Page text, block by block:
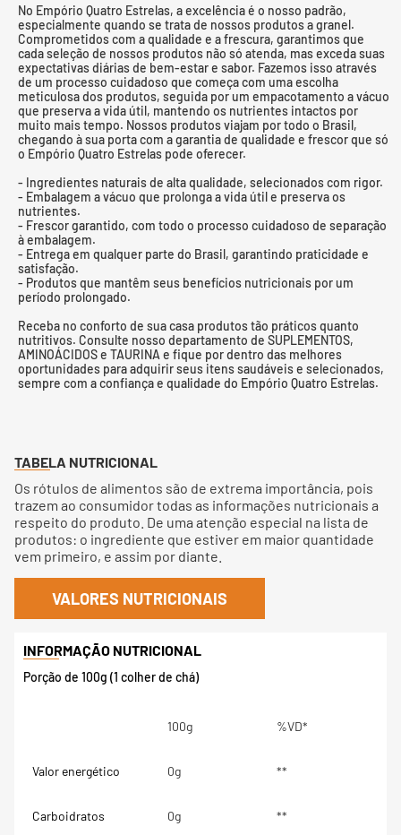
No Empório Quatro Estrelas, a excelência é o nosso padrão,
especialmente quando se trata de nossos produtos a granel.
Comprometidos com a qualidade e a frescura, garantimos que
cada seleção de nossos produtos não só atenda, mas exceda suas
expectativas diárias de bem-estar e sabor. Fazemos isso através
de um processo cuidadoso que começa com uma escolha
meticulosa dos produtos, seguida por um empacotamento a vácuo
que preserva a vida útil, mantendo os nutrientes intactos por
muito mais tempo. Nossos produtos viajam por todo o Brasil,
chegando à sua porta com a garantia de qualidade e frescor que só
o Empório Quatro Estrelas pode oferecer.
- Ingredientes naturais de alta qualidade, selecionados com rigor.
- Embalagem a vácuo que prolonga a vida útil e preserva os
nutrientes.
- Frescor garantido, com todo o processo cuidadoso de separação
à embalagem.
- Entrega em qualquer parte do Brasil, garantindo praticidade e
satisfação.
- Produtos que mantêm seus benefícios nutricionais por um
período prolongado.
Receba no conforto de sua casa produtos tão práticos quanto
nutritivos. Consulte nosso departamento de SUPLEMENTOS,
AMINOÁCIDOS e TAURINA e fique por dentro das melhores
oportunidades para adquirir seus itens saudáveis e selecionados,
sempre com a confiança e qualidade do Empório Quatro Estrelas.
TABELA NUTRICIONAL
Os rótulos de alimentos são de extrema importância, pois
trazem ao consumidor todas as informações nutricionais a
respeito do produto. De uma atenção especial na lista de
produtos: o ingrediente que estiver em maior quantidade
vem primeiro, e assim por diante.
VALORES NUTRICIONAIS
Porção de 100g (1 colher de chá)
100g %VD*
Valor energético 0g **
Carboidratos 0g **